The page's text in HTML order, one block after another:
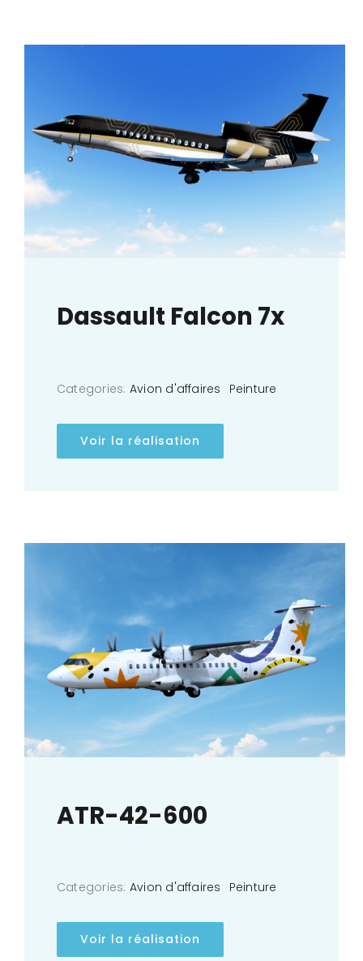
Dassault Falcon 7x
Categories: Avion d'affaires Peinture
Voir la réalisation
ATR-42-600
Categories: Avion d'affaires Peinture
Voir la réalisation